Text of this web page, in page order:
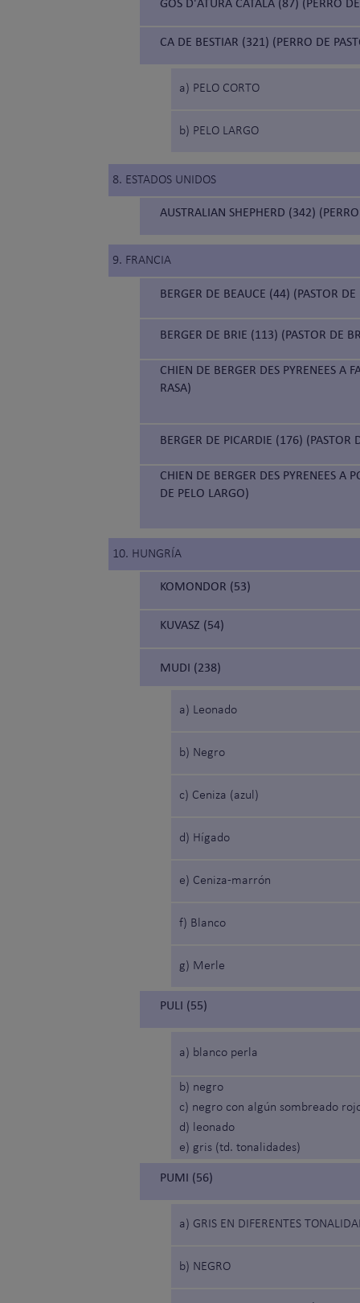
CA DE BESTIAR (321) (PERRO DE
a) PELO CORTO
b) PELO LARGO
8. ESTADOS UNIDOS
AUSTRALIAN SHEPHERD (342)
9. FRANCIA
BERGER DE BEAUCE (44) (PASTOR DE
BERGER DE BRIE (113) (PASTOR DE
CHIEN DE BERGER DES PYRENEES A
RASA)
BERGER DE PICARDIE (176) (PASTOR
CHIEN DE BERGER DES PYRENEES A
DE PELO LARGO)
10. HUNGRÍA
KOMONDOR (53)
KUVASZ (54)
MUDI (238)
a) Leonado
b) Negro
c) Ceniza (azul)
d) Hígado
e) Ceniza-marrón
f) Blanco
g) Merle
PULI (55)
a) blanco perla
b) negro
c) negro con algún sombreado
d) leonado
e) gris (td. tonalidades)
PUMI (56)
a) GRIS EN DIFERENTES
b) NEGRO